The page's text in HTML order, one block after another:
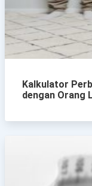
Kalkulator
dengan Orang